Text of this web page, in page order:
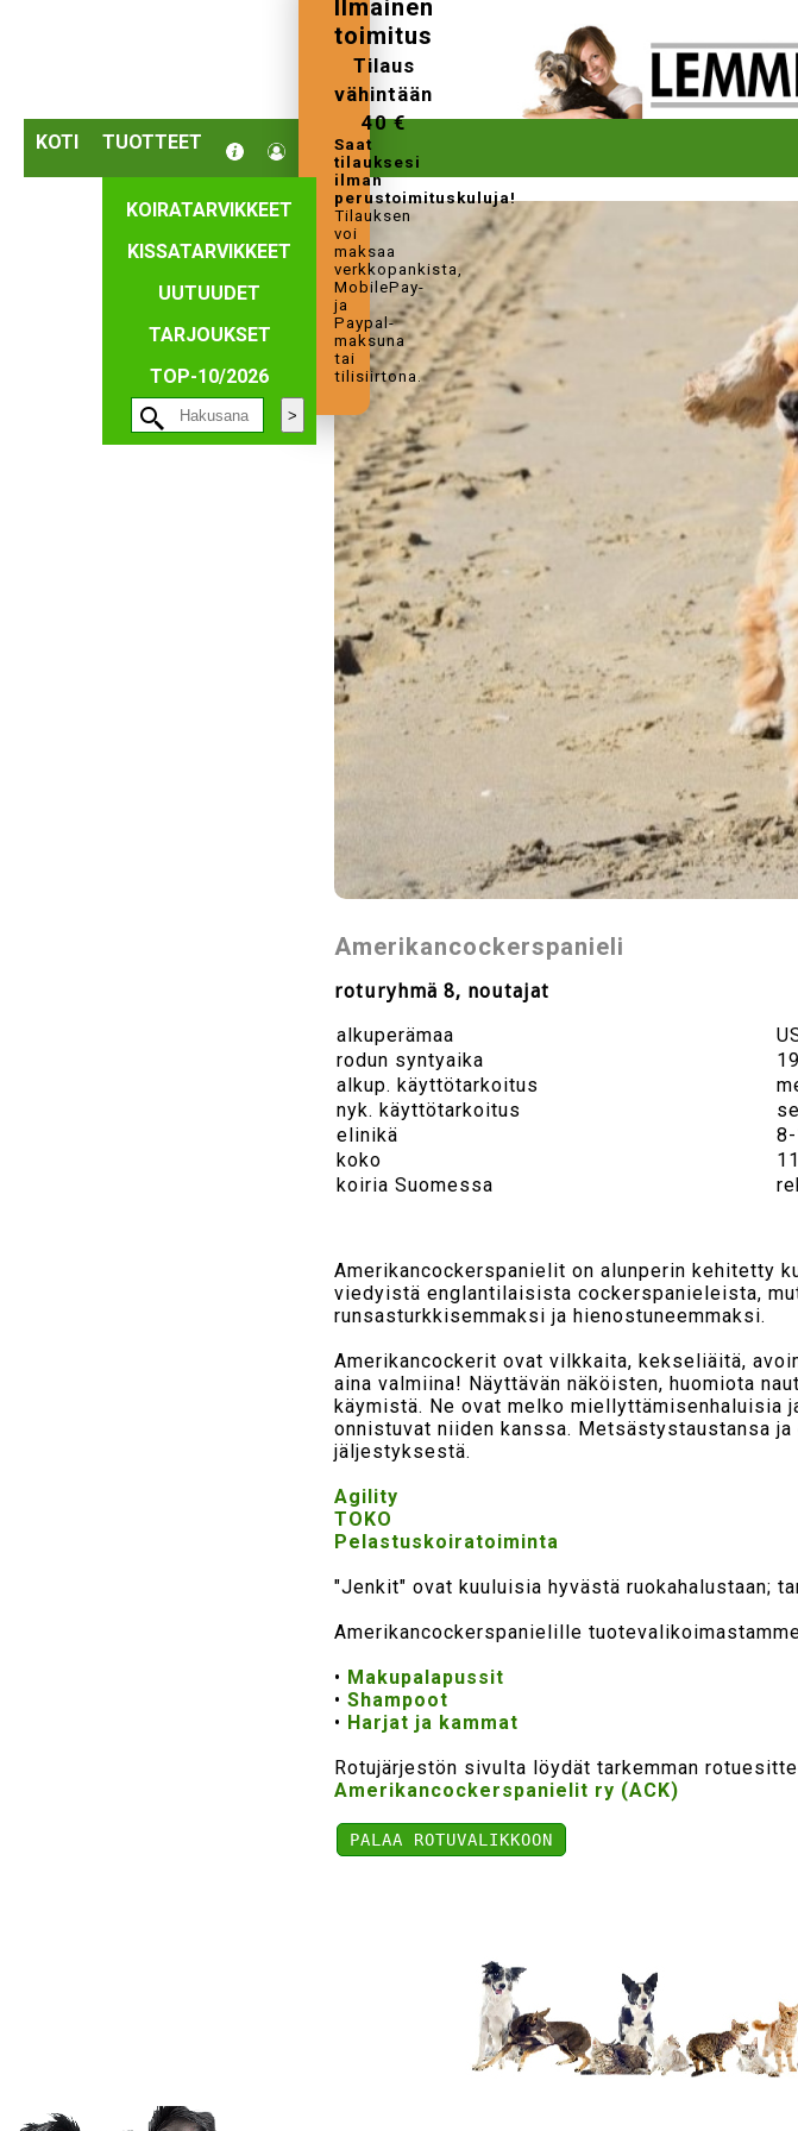
KOTI TUOTTEET
KOIRATARVIKKEET
KISSATARVIKKEET
UUTUUDET
TARJOUKSET
TOP-10/2026
Ilmainen
toimitus
Tilaus
vähintään
40 €
Saat
tilauksesi
ilman
perustoimituskuluja!
Tilauksen
voi
maksaa
verkkopankista,
MobilePay-
ja
Paypal-
maksuna
tai
tilisiirtona.
Amerikancockerspanieli
roturyhmä 8, noutajat
alkuperämaa
rodun syntyaika
alkup. käyttötarkoitus
nyk. käyttötarkoitus
elinikä
koko
koiria Suomessa
Amerikancockerspanielit on alunperin kehitetty
viedyistä englantilaisista cockerspanieleista,
runsasturkkisemmaksi ja hienostuneemmaksi.
Amerikancockerit ovat vilkkaita, kekseliäitä,
aina valmiina! Näyttävän näköisten, huomiota
käymistä. Ne ovat melko
onnistuvat niiden kanssa. Metsästystaustansa
jäljestyksestä.
Agility
TOKO
Pelastuskoiratoiminta
"Jenkit" ovat kuuluisia hyvästä ruokahalustaan;
Amerikancockerspanielille
• Makupalapussit
• Shampoot
• Harjat ja kammat
Rotujärjestön sivulta löydät tarkemman
Amerikancockerspanielit ry (ACK)
PALAA ROTUVALIKKOON